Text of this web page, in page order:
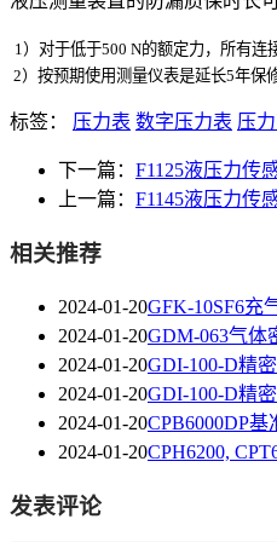
1）对于低于500 N的额定力，所有连
2）按预期使用测量仪表是延长5年保
标签： 压力表 数字压力表 压
下一篇： F1125液压力传
上一篇： F1145液压力传
相关推荐
2024-01-20GFK-10SF6充
2024-01-20GDM-063气体
2024-01-20GDI-100-D精
2024-01-20GDI-100-D精
2024-01-20CPB6000DP
2024-01-20CPH6200,
发表评论